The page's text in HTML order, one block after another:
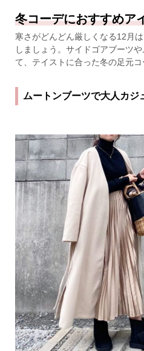
冬コーデにおすすめア
寒さがどんどん厳しくなる12月
しましょう。サイドゴアブーツ
て、テイストに合った冬の足元コ
ムートンブーツで大人カジ